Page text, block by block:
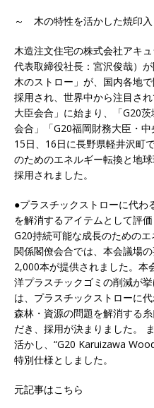
～ 木の特性を活かした焼印
木造注文住宅の株式会社アキ
代表取締役社長：宮沢俊哉）
木のストロー」が、国内各地
採用され、世界中から注目さ
大臣会合」に始まり、「G20
会合」「G20福岡財務大臣・
15日、16日に長野県軽井沢町
のためのエネルギー転換と地
採用されました。
●プラスチックストローに代わ
を解消するアイテムとして評価
G20持続可能な成長のための
関係閣僚会合では、本会議場
2,000本が提供されました。本
洋プラスチックゴミの削減が
は、プラスチックストローに
森林・資源の問題を解消する
だき、採用が決まりました。
活かし、“G20 Karuizawa
特別仕様としました。
元記事はこちら